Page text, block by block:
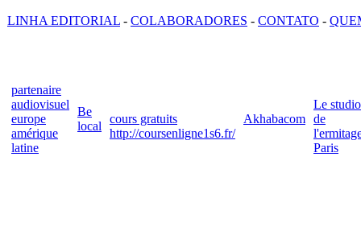
LINHA EDITORIAL - COLABORADORES - CONTATO -
partenaire
audiovisuel
europe
amérique
latine
Be
local
cours gratuits
http://coursenligne1s6.fr/
Akhabacom
Le studio
de
Paris